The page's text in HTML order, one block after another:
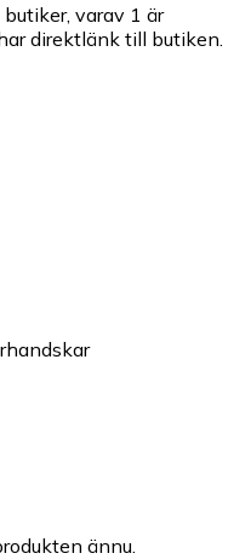
varav 1 är
direktlänk till butiken.
ännu.